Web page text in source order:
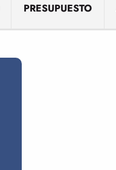
PRESUPUESTO